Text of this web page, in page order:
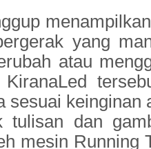
yang
atau
sesuai keinginan
tulisan dan
mesin Running